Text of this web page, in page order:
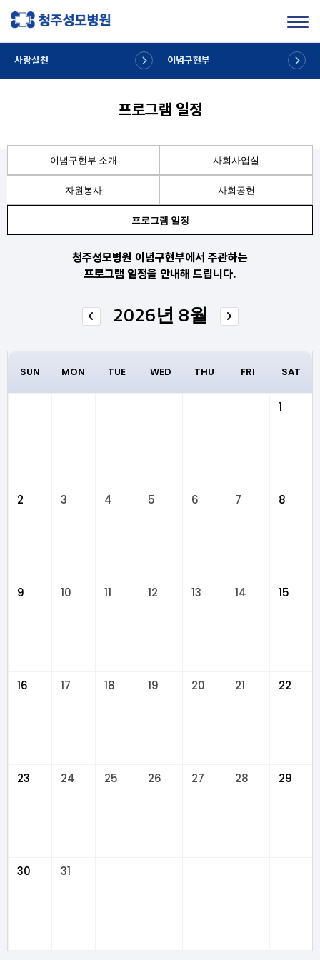
사랑실천 이념구현부
프로그램 일정
이념구현부 소개 사회사업실
자원봉사 사회공헌
프로그램 일정
청주성모병원 이념구현부에서 주관하는
프로그램 일정을 안내해 드립니다.
2026년 8월
SUN MON TUE WED THU FRI SAT
1
2 3 4 5 6 7 8
9 10 11 12 13 14 15
16 17 18 19 20 21 22
23 24 25 26 27 28 29
30 31